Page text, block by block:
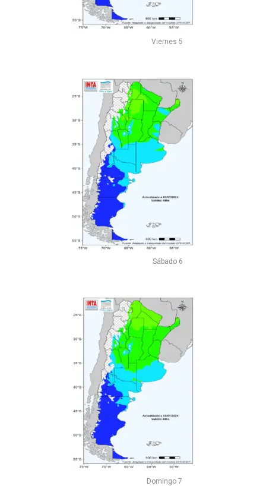
Viernes 5
Sábado 6
Domingo 7